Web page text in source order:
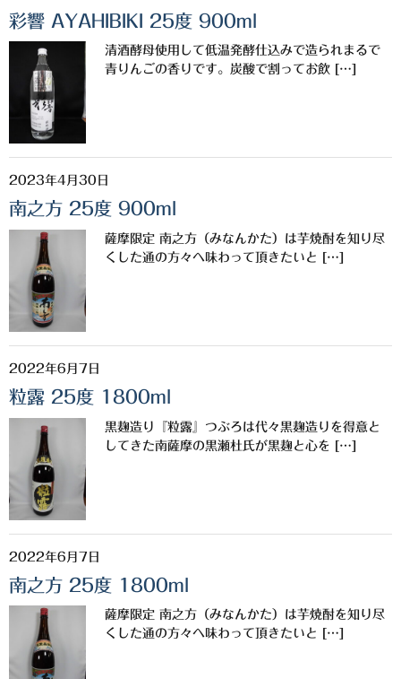
村尾酒造
万膳酒造
櫻井酒造
軸屋酒造
田村合名
薩摩酒造
知覧醸造
白石酒造
甲斐商店
本坊酒造
小正醸造
三岳酒造
久保酒造
宮田本店
佐藤酒造
彩響 AYAHIBIKI 25度 900ml
清酒酵母使用して低温発酵仕込みで造られまるで
青りんごの香りです。炭酸で割ってお飲 […]
2023年4月30日
南之方 25度 900ml
薩摩限定 南之方（みなんかた）は芋焼酎を知り尽
くした通の方々へ味わって頂きたいと […]
2022年6月7日
粒露 25度 1800ml
黒麹造り『粒露』つぶろは代々黒麹造りを得意と
してきた南薩摩の黒瀬杜氏が黒麹と心を […]
2022年6月7日
南之方 25度 1800ml
薩摩限定 南之方（みなんかた）は芋焼酎を知り尽
くした通の方々へ味わって頂きたいと […]